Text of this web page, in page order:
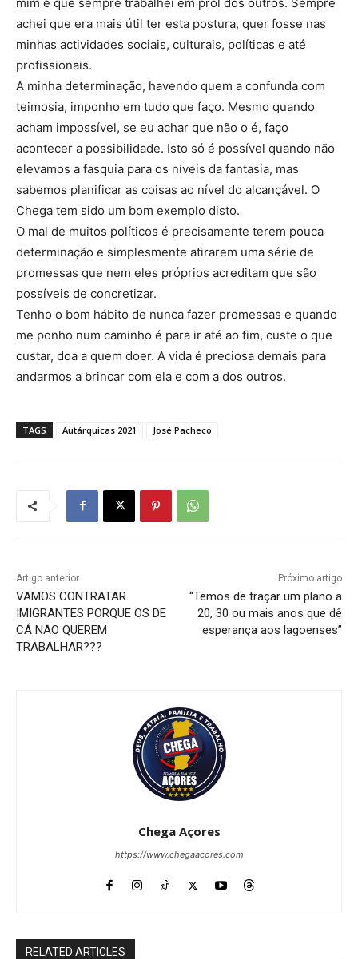
achei que era mais útil ter esta postura, quer fosse nas
minhas actividades sociais, culturais, políticas e até
profissionais.
A minha determinação, havendo quem a confunda com
teimosia, imponho em tudo que faço. Mesmo quando
acham impossível, se eu achar que não o é, faço
acontecer a possibilidade. Isto só é possível quando não
elevamos a fasquia para os níveis da fantasia, mas
sabemos planificar as coisas ao nível do alcançável. O
Chega tem sido um bom exemplo disto.
O mal de muitos políticos é precisamente terem pouca
determinação e simplesmente atirarem uma série de
promessas que nem eles próprios acreditam que são
possíveis de concretizar.
Tenho o bom hábito de nunca fazer promessas e quando
me ponho num caminho é para ir até ao fim, custe o que
custar, doa a quem doer. A vida é preciosa demais para
andarmos a brincar com ela e com a dos outros.
TAGS Autárquicas 2021 José Pacheco
Artigo anterior
VAMOS CONTRATAR
IMIGRANTES PORQUE OS DE
CÁ NÃO QUEREM
TRABALHAR???
Próximo artigo
“Temos de traçar um plano a
20, 30 ou mais anos que dê
esperança aos lagoenses”
Chega Açores
https://www.chegaacores.com
RELATED ARTICLES